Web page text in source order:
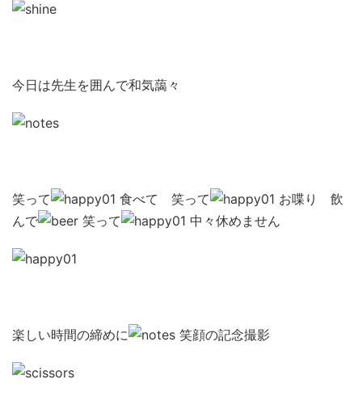
今日は先生を囲んで和気藹々
笑って 食べて 笑って
お喋り 飲
んで
笑って 中々休めません
楽しい時間の締めに 笑顔の記念撮影